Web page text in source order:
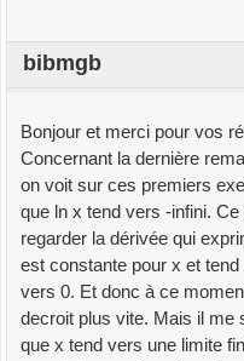
bibmgb
Bonjour et merci pour vos
Concernant la dernière
on voit sur ces premiers
que ln x tend vers -infini. Ce
regarder la dérivée qui
est constante pour x et tend
vers 0. Et donc à ce
decroit plus vite. Mais il me
que x tend vers une limite